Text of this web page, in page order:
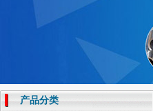
产品分类